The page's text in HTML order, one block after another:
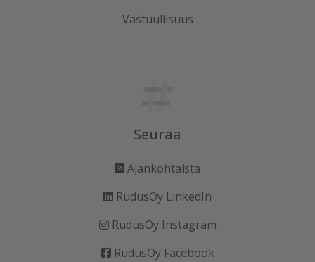
Vastuullisuus
Seuraa
Ajankohtaista
RudusOy LinkedIn
RudusOy Instagram
RudusOy Facebook